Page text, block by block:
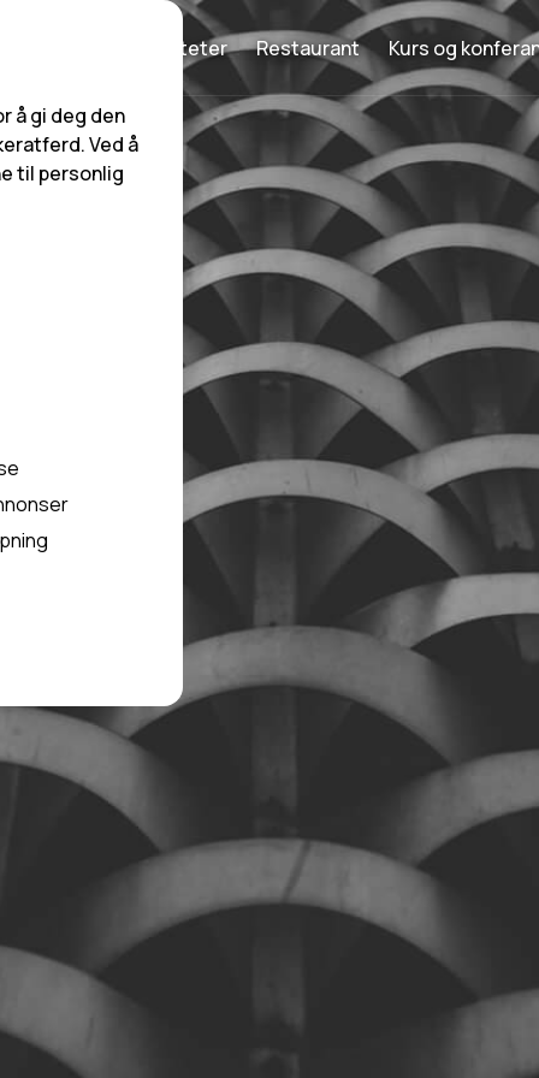
å gi deg den
Ved å
til personlig
Aktiviteter Restaurant Kurs og